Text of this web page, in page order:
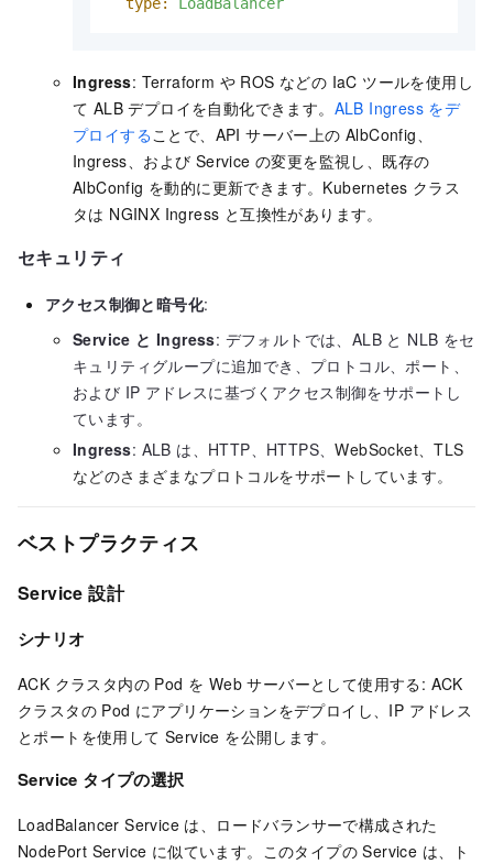
type: LoadBalancer
Ingress: Terraform や ROS などの IaC ツールを使用し
て ALB デプロイを自動化できます。 ALB Ingress をデ
プロイすることで、API サーバー上の AlbConfig、
Ingress、および Service の変更を監視し、既存の
AlbConfig を動的に更新できます。Kubernetes クラス
タは NGINX Ingress と互換性があります。
セキュリティ
アクセス制御と暗号化:
Service と Ingress: デフォルトでは、ALB と NLB をセ
キュリティグループに追加でき、プロトコル、ポート、
および IP アドレスに基づくアクセス制御をサポートし
ています。
Ingress: ALB は、HTTP、HTTPS、WebSocket、TLS
などのさまざまなプロトコルをサポートしています。
ベストプラクティス
Service 設計
シナリオ
ACK クラスタ内の Pod を Web サーバーとして使用する: ACK
クラスタの Pod にアプリケーションをデプロイし、IP アドレス
とポートを使用して Service を公開します。
Service タイプの選択
LoadBalancer Service は、ロードバランサーで構成された
NodePort Service に似ています。このタイプの Service は、ト